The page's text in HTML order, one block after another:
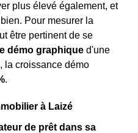
plus élevé également, et
Pour mesurer la
être pertinent de se
démo graphique d'une
la croissance démo
.
à Laizé
de prêt dans sa